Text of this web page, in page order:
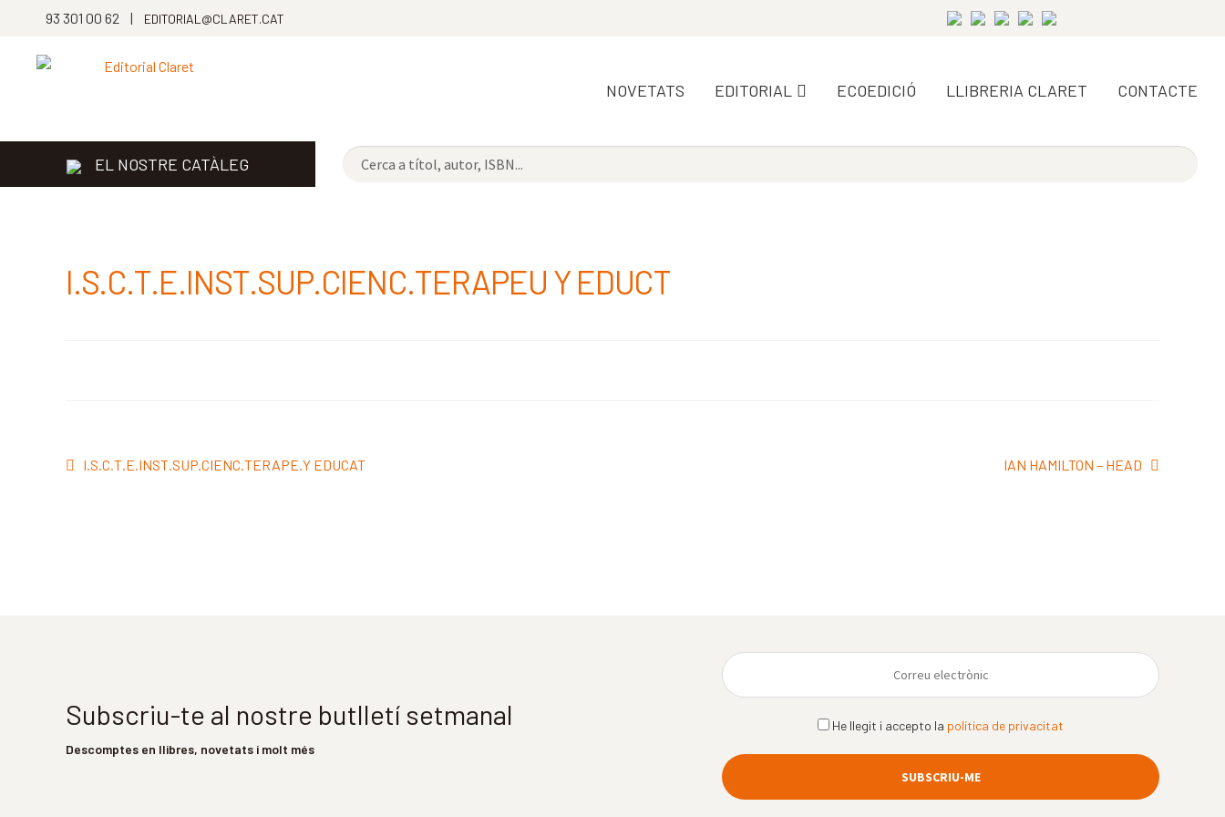
93 301 00 62 | EDITORIAL@CLARET.CAT
NOVETATS EDITORIAL ECOEDICIÓ LLIBRERIA CLARET CONTACTE
EL NOSTRE CATÀLEG
I.S.C.T.E.INST.SUP.CIENC.TERAPEU Y EDUCT
Navegació
Entrada
I.S.C.T.E.INST.SUP.CIENC.TERAPE.Y EDUCAT
Pròxima
IAN HAMILTON – HEAD
Subscriu-te al nostre butlletí setmanal
Descomptes en llibres, novetats i molt més
He llegit i accepto la política de privacitat